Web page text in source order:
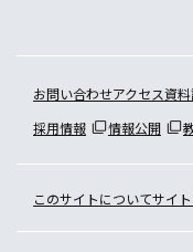
お問い合わせアクセス資
採用情報
情報公開
このサイトについてサイ